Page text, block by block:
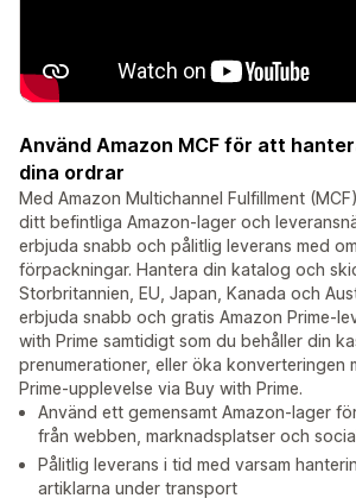
Använd Amazon MCF för att
dina ordrar
Med Amazon Multichannel Fulfillment
ditt befintliga Amazon-lager och
erbjuda snabb och pålitlig leverans med
förpackningar. Hantera din katalog och
Storbritannien, EU, Japan, Kanada och
erbjuda snabb och gratis Amazon Prime-
with Prime samtidigt som du behåller din
prenumerationer, eller öka konverteringen
Prime-upplevelse via Buy with Prime.
Använd ett gemensamt Amazon-lager
från webben, marknadsplatser och
Pålitlig leverans i tid med varsam
artiklarna under transport